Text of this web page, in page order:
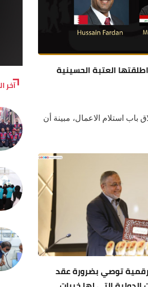
العتبة الحسينية
باب استلام الاعمال، مبينة أن
رقمية توصي بضرورة عقد
آخر